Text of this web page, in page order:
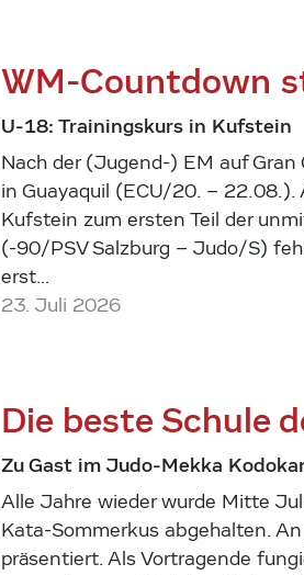
WM-Countdown
U-18: Trainingskurs in Kufstein
Nach der (Jugend-) EM auf
in Guayaquil (ECU/20. –
Kufstein zum ersten Teil der
(-90/PSV Salzburg – Judo/S)
erst…
23. Juli 2026
Die beste Schule
Zu Gast im Judo-Mekka
Alle Jahre wieder wurde Mitte
Kata-Sommerkus abgehalten.
präsentiert. Als Vortragende